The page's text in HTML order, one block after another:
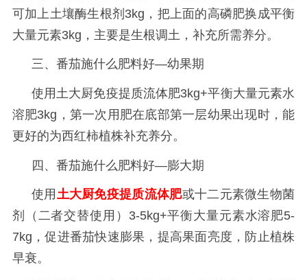
可加上土壤酶生根剂3kg，把上面的高磷肥换成平衡
大量元素3kg，主要是生根调土，补充所需养分。
三、 番茄施什么肥料好—幼果期
使用土大厨免疫提质流体肥3kg+平衡大量元素水
溶肥3kg，第一次用肥在底部第一层幼果出现时，能
更好的为西红柿植株补充养分。
四、 番茄施什么肥料好—膨大期
使用 土大厨免疫提质流体肥或十二元素微生物菌
剂（二者交替使用） 3-5kg+平衡大量元素水溶肥5-
7kg，促进番茄快速膨果，提高果面亮度，防止植株
早衰。